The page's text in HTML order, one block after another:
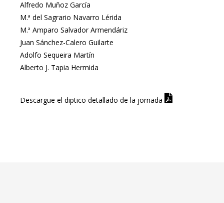
Alfredo Muñoz García
M.ª del Sagrario Navarro Lérida
M.ª Amparo Salvador Armendáriz
Juan Sánchez-Calero Guilarte
Adolfo Sequeira Martín
Alberto J. Tapia Hermida
Descargue el diptico detallado de la jornada